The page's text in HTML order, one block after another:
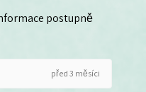
postupně
před 3 měsíci